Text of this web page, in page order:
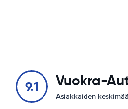
9.1 Vuokra-
Asiakkaiden